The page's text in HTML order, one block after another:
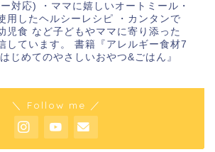
対応) ・ママに嬉しいオートミール・
用したヘルシーレシピ ・カンタンで
児食 など子どもやママに寄り添った
しています。 書籍『アレルギー食材7
じめてのやさしいおやつ&ごはん』
＼ Follow me ／